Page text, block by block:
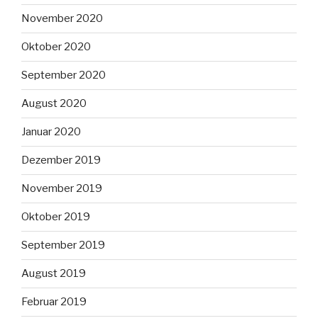
November 2020
Oktober 2020
September 2020
August 2020
Januar 2020
Dezember 2019
November 2019
Oktober 2019
September 2019
August 2019
Februar 2019